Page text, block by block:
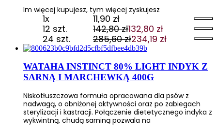
Im więcej kupujesz, tym więcej zyskujesz
1x 11,90 zł
12 szt.
142,80zł
Pierwotna
cena
wynosiła:
142,80 zł.
132,80 zł
Aktualna
cena
wynosi:
132,80 zł.
24 szt. 285,60zł
Pierwotna
cena
wynosiła:
285,60 zł.
234,19 zł
Aktualna
cena
wynosi:
234,19 zł.
WATAHA INSTINCT 80% LIGHT INDYK Z
SARNĄ I MARCHEWKĄ 400G
Niskotłuszczowa formuła opracowana dla psów z
nadwagą, o obniżonej aktywności oraz po zabiegach
sterylizacji i kastracji. Połączenie dietetycznego indyka z
wykwintną, chudą sarniną pozwala na